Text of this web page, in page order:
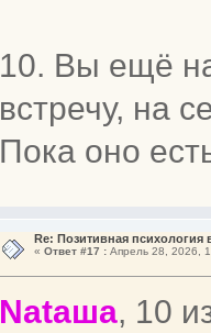
10. Вы ещё
встречу, на
Пока оно
Re: Позитивная
« Ответ #17 :Апрель 28, 2026,
Nataшa, 10